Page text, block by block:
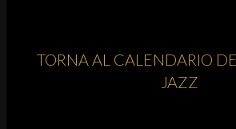
TORNA AL CALENDARIO
JAZZ